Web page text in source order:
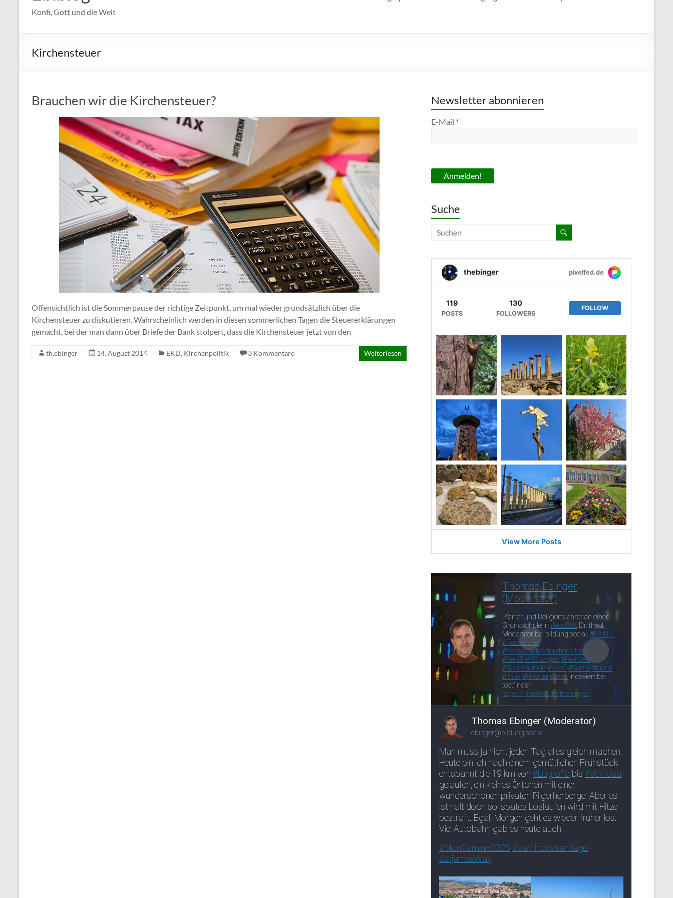
Konfi, Gott und die Welt
Kirchensteuer
Brauchen wir die Kirchensteuer?
Offensichtlich ist die Sommerpause der richtige Zeitpunkt, um mal wieder grundsätzlich über die
Kirchensteuer zu diskutieren. Wahrscheinlich werden in diesen sommerlichen Tagen die Steuererklärungen
gemacht, bei der man dann über Briefe der Bank stolpert, dass die Kirchensteuer jetzt von den
th.ebinger 14. August 2014 EKD, Kirchenpolitik 3 Kommentare Weiterlesen
Newsletter abonnieren
E-Mail *
Suche